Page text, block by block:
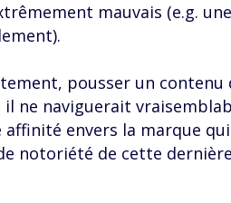
mauvais (e.g.
pousser un contenu
il ne naviguerait
affinité envers la marque
notoriété de cette